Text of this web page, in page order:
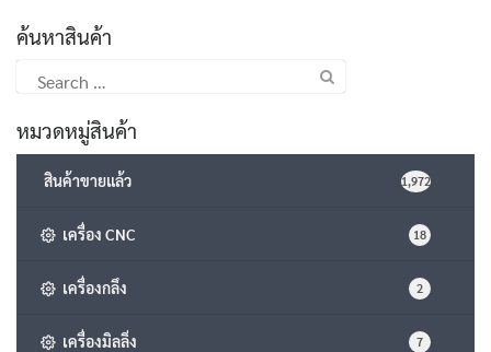
ค้นหาสินค้า
for:
หมวดหมู่สินค้า
สินค้าขายแล้ว 1,972
เครื่อง CNC 18
เครื่องกลึง 2
เครื่องมิลลิ่ง 7